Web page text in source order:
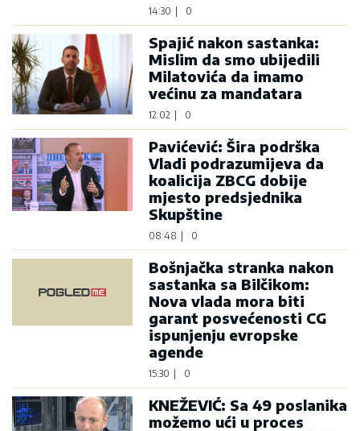
14:30 0
Spajić nakon sastanka:
Mislim da smo ubijedili
Milatovića da imamo
većinu za mandatara
12:02 0
Pavićević: Šira podrška
Vladi podrazumijeva da
koalicija ZBCG dobije
mjesto predsjednika
Skupštine
08:48 0
Bošnjačka stranka nakon
sastanka sa Bilčikom:
Nova vlada mora biti
garant posvećenosti CG
ispunjenju evropske
agende
15:30 0
KNEŽEVIĆ: Sa 49 poslanika
možemo ući u proces